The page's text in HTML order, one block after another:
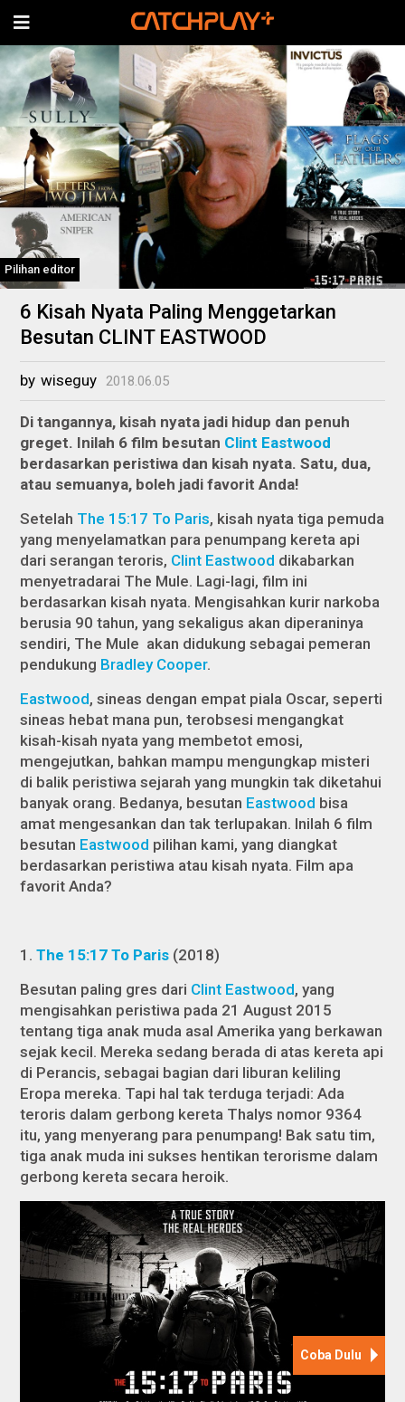
Pilihan editor
6 Kisah Nyata Paling Menggetarkan
Besutan CLINT EASTWOOD
by wiseguy 2018.06.05
Di tangannya, kisah nyata jadi hidup dan penuh
greget. Inilah 6 film besutan Clint Eastwood
berdasarkan peristiwa dan kisah nyata. Satu, dua,
atau semuanya, boleh jadi favorit Anda!
Setelah The 15:17 To Paris, kisah nyata tiga pemuda
yang menyelamatkan para penumpang kereta api
dari serangan teroris, Clint Eastwood dikabarkan
menyetradarai The Mule. Lagi-lagi, film ini
berdasarkan kisah nyata. Mengisahkan kurir narkoba
berusia 90 tahun, yang sekaligus akan diperaninya
sendiri, The Mule akan didukung sebagai pemeran
pendukung Bradley Cooper.
Eastwood, sineas dengan empat piala Oscar, seperti
sineas hebat mana pun, terobsesi mengangkat
kisah-kisah nyata yang membetot emosi,
mengejutkan, bahkan mampu mengungkap misteri
di balik peristiwa sejarah yang mungkin tak diketahui
banyak orang. Bedanya, besutan Eastwood bisa
amat mengesankan dan tak terlupakan. Inilah 6 film
besutan Eastwood pilihan kami, yang diangkat
berdasarkan peristiwa atau kisah nyata. Film apa
favorit Anda?
1. The 15:17 To Paris (2018)
Besutan paling gres dari Clint Eastwood, yang
mengisahkan peristiwa pada 21 August 2015
tentang tiga anak muda asal Amerika yang berkawan
sejak kecil. Mereka sedang berada di atas kereta api
di Perancis, sebagai bagian dari liburan keliling
Eropa mereka. Tapi hal tak terduga terjadi: Ada
teroris dalam gerbong kereta Thalys nomor 9364
itu, yang menyerang para penumpang! Bak satu tim,
tiga anak muda ini sukses hentikan terorisme dalam
gerbong kereta secara heroik.